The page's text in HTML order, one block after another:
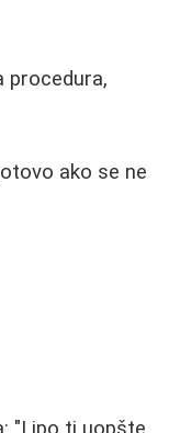
procedura,
ako se ne